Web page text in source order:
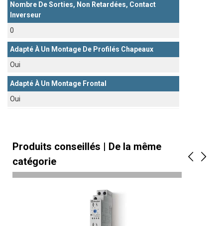
Nombre De Sorties, Non Retardées, Contact
Inverseur
0
Adapté À Un Montage De Profilés Chapeaux
Oui
Adapté À Un Montage Frontal
Oui
Produits conseillés | De la même
catégorie